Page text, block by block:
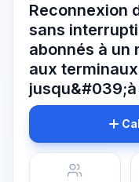
Reconnexion
sans
abonnés à un
aux